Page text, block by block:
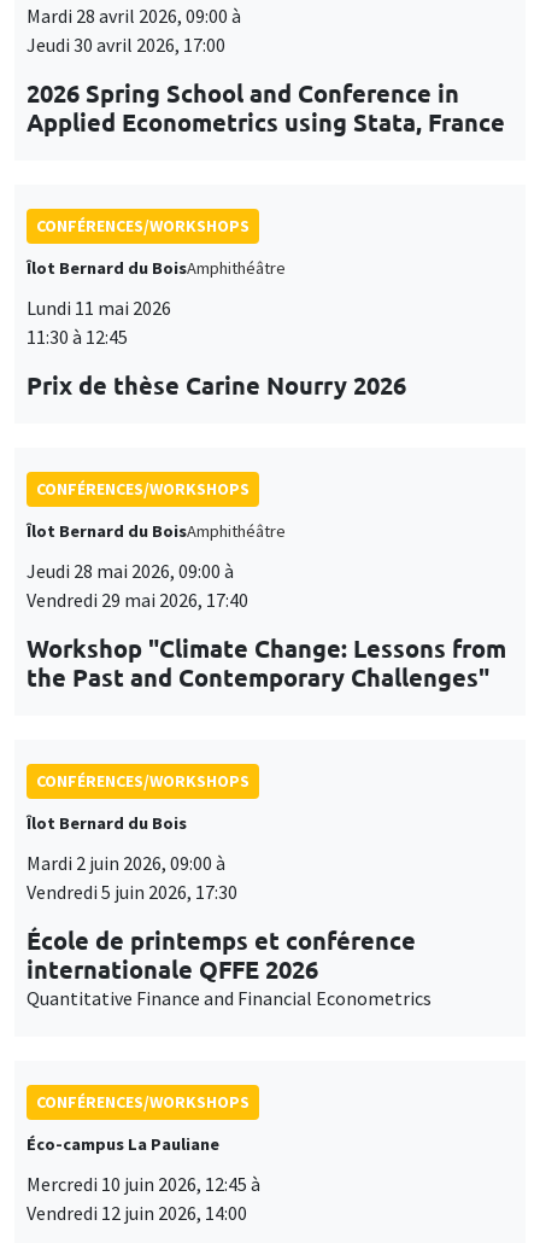
Mardi 28 avril 2026, 09:00 à
Jeudi 30 avril 2026, 17:00
2026 Spring School and Conference in
Applied Econometrics using Stata, France
CONFÉRENCES/WORKSHOPS
Îlot Bernard du BoisAmphithéâtre
Lundi 11 mai 2026
11:30 à 12:45
Prix de thèse Carine Nourry 2026
CONFÉRENCES/WORKSHOPS
Îlot Bernard du BoisAmphithéâtre
Jeudi 28 mai 2026, 09:00 à
Vendredi 29 mai 2026, 17:40
Workshop "Climate Change: Lessons from
the Past and Contemporary Challenges"
CONFÉRENCES/WORKSHOPS
Îlot Bernard du Bois
Mardi 2 juin 2026, 09:00 à
Vendredi 5 juin 2026, 17:30
École de printemps et conférence
internationale QFFE 2026
Quantitative Finance and Financial Econometrics
CONFÉRENCES/WORKSHOPS
Éco-campus La Pauliane
Mercredi 10 juin 2026, 12:45 à
Vendredi 12 juin 2026, 14:00